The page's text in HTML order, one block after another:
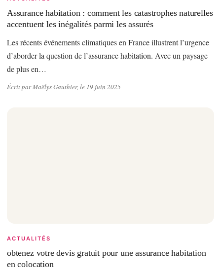
Assurance habitation : comment les catastrophes naturelles
accentuent les inégalités parmi les assurés
Les récents événements climatiques en France illustrent l’urgence
d’aborder la question de l’assurance habitation. Avec un paysage
de plus en…
Écrit par Maëlys Gauthier, le 19 juin 2025
ACTUALITÉS
obtenez votre devis gratuit pour une assurance habitation
en colocation